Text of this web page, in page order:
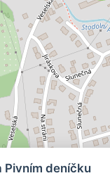
Pivním deníčku